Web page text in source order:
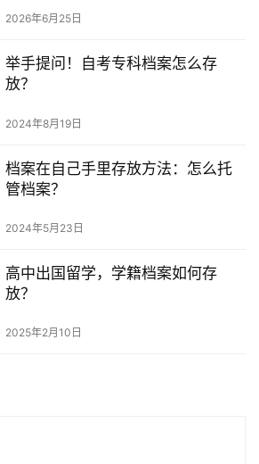
2026年6月25日
举手提问！自考专科档案怎么存
放？
2024年8月19日
档案在自己手里存放方法：怎么托
管档案？
2024年5月23日
高中出国留学，学籍档案如何存
放？
2025年2月10日